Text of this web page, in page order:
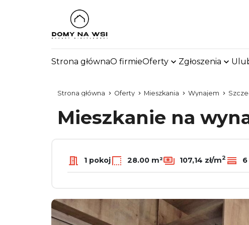
Strona głównaO firmieOferty Zgłoszenia
Strona główna Oferty Mieszkania Wynajem
Mieszkanie na
1 pokoj 28.00 m² 107,14 zł/m2